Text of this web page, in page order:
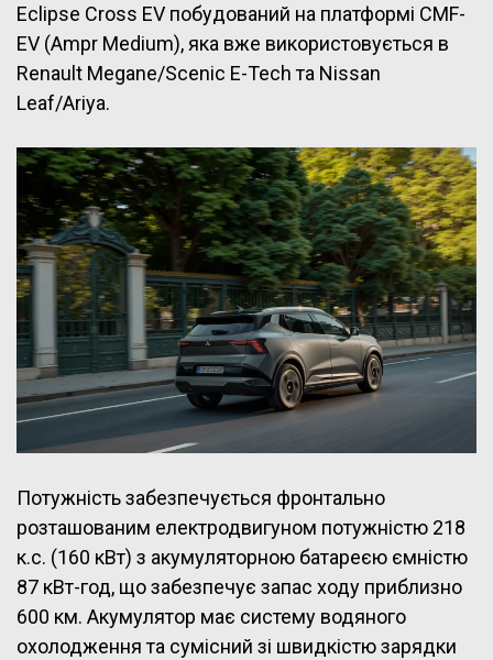
Eclipse Cross EV побудований на платформі CMF-
EV (Ampr Medium), яка вже використовується в
Renault Megane/Scenic E-Tech та Nissan
Leaf/Ariya.
Потужність забезпечується фронтально
розташованим електродвигуном потужністю 218
к.с. (160 кВт) з акумуляторною батареєю ємністю
87 кВт-год, що забезпечує запас ходу приблизно
600 км. Акумулятор має систему водяного
охолодження та сумісний зі швидкістю зарядки